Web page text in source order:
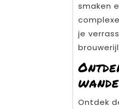
smaken
je
Ontdek